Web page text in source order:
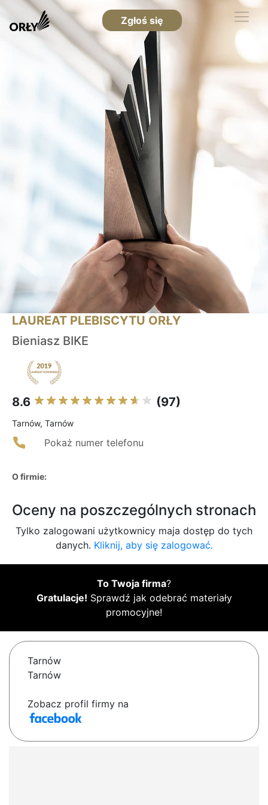
Zgłoś się
LAUREAT PLEBISCYTU ORŁY
Bieniasz BIKE
8.6 (97)
Tarnów, Tarnów
Pokaż numer telefonu
O firmie:
Oceny na poszczególnych stronach
Tylko zalogowani użytkownicy maja dostęp do tych
danych. Kliknij, aby się zalogować.
To Twoja firma?
Gratulacje! Sprawdź jak odebrać materiały
promocyjne!
Tarnów
Tarnów
Zobacz profil firmy na